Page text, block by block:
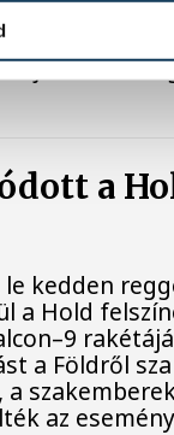
hogy a
új
a
kedden
a Hold
a Földről
az